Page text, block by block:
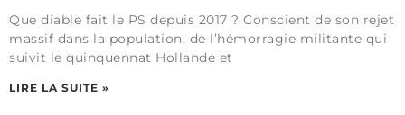
Que diable fait le PS depuis 2017 ? Conscient de son rejet
massif dans la population, de l’hémorragie militante qui
suivit le quinquennat Hollande et
LIRE LA SUITE »